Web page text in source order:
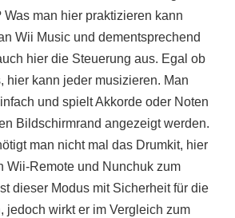
man hier praktizieren kann
Wii Music und dementsprechend
hier die Steuerung aus. Egal ob
hier kann jeder musizieren. Man
und spielt Akkorde oder Noten
Bildschirmrand angezeigt werden.
man nicht mal das Drumkit, hier
Wii-Remote und Nunchuk zum
dieser Modus mit Sicherheit für die
jedoch wirkt er im Vergleich zum